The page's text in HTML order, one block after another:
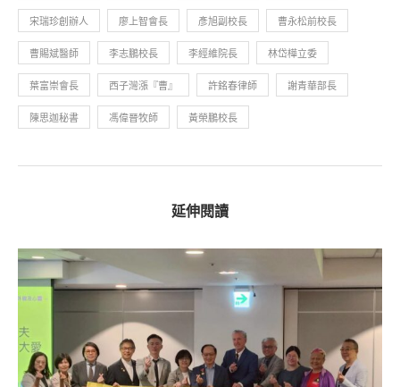
宋瑞珍創辦人 廖上智會長 彥旭副校長 曹永松前校長
曹賜斌醫師 李志鵬校長 李經維院長 林岱樺立委
葉富崇會長 西子灣漲『曹』 許銘春律師 謝青華部長
陳思迦秘書 馮偉晉牧師 黃榮鵬校長
延伸閱讀